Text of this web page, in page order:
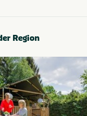
Region